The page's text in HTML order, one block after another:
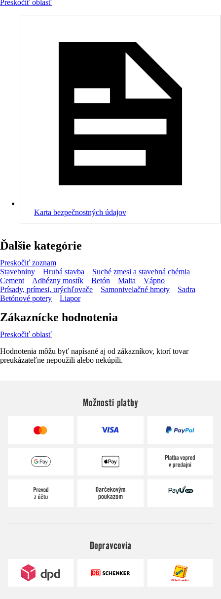
Preskočiť oblasť
Karta bezpečnostných údajov
Ďalšie kategórie
Preskočiť zoznam
Stavebniny
Hrubá stavba
Suché zmesi a stavebná chémia
Cement
Adhézny mostík Betón Malta
Vápno
Prísady, prímesi, urýchľovače
Samonivelačné hmoty
Sadra
Betónové potery
Liapor
Zákaznícke hodnotenia
Preskočiť oblasť
Hodnotenia môžu byť napísané aj od zákazníkov, ktorí tovar
preukázateľne nepoužili alebo nekúpili.
Možnosti platby
Dopravcovia